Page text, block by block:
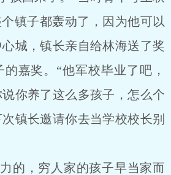
镇子都轰动了，因为他可以
城，镇长亲自给林海送了奖
嘉奖。“他军校毕业了吧，
你养了这么多孩子，怎么个
镇长邀请你去当学校校长别
，穷人家的孩子早当家而